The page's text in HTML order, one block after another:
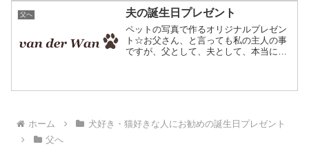
こち出掛けてはのんびりしています。今
日は温泉のお話しです。ペ...
父へ 夫の誕生日プレゼント
ペットの写真で作るオリジナルプレゼン
ト☆お父さん、と言っても私の主人の事
ですが、父として、夫として、本当に素
ホーム
犬好き・猫好きな人にお勧めの誕生日プレゼント
父へ